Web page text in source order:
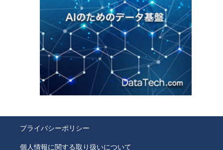
プライバシーポリシー
個人情報に関する取り扱いについて